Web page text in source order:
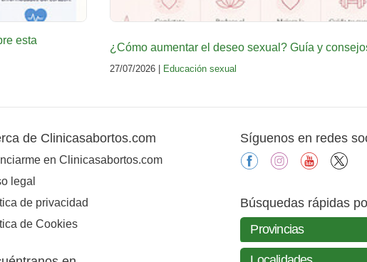
esta
¿Cómo aumentar el deseo sexual? Guía y
27/07/2026 | Educación sexual
de Clinicasabortos.com
en Clinicasabortos.com
legal
de privacidad
de Cookies
Síguenos en redes
facebookinstagramyoutube
Búsquedas rápidas